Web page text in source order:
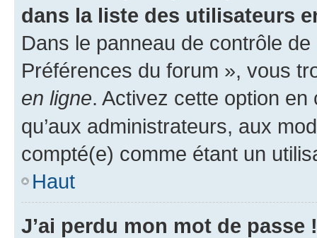
dans la liste des utilisateurs
Dans le panneau de contrôle
Préférences du forum », vous
en ligne. Activez cette option
qu’aux administrateurs, aux
compté(e) comme étant un
Haut
J’ai perdu mon mot de passe !